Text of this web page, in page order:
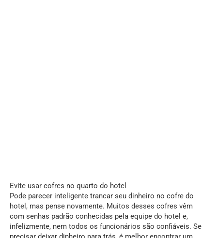
Evite usar cofres no quarto do hotel
Pode parecer inteligente trancar seu dinheiro no cofre do
hotel, mas pense novamente. Muitos desses cofres vêm
com senhas padrão conhecidas pela equipe do hotel e,
infelizmente, nem todos os funcionários são confiáveis. Se